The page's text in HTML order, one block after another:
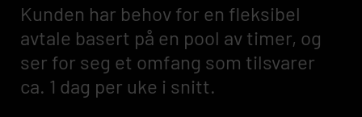
Kunden har behov for en fleksibel
avtale basert på en pool av timer, og
ser for seg et omfang som tilsvarer
ca. 1 dag per uke i snitt.